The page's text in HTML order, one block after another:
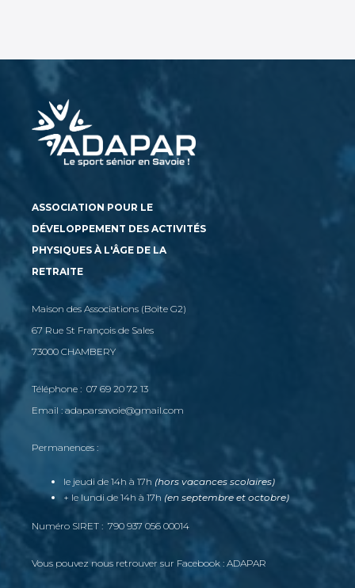
ASSOCIATION POUR LE
DÉVELOPPEMENT DES ACTIVITÉS
PHYSIQUES À L'ÂGE DE LA
RETRAITE
Maison des Associations (Boite G2)
67 Rue St François de Sales
73000 CHAMBERY
Téléphone : 07 69 20 72 13
Email : adaparsavoie@gmail.com
Permanences :
le jeudi de 14h à 17h (hors vacances scolaires)
+ le lundi de 14h à 17h (en septembre et octobre)
Numéro SIRET : 790 937 056 00014
Vous pouvez nous retrouver sur Facebook : ADAPAR